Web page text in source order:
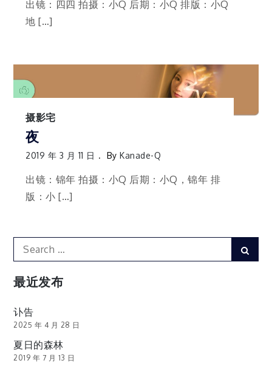
出镜：四四 拍摄：小Q 后期：小Q 排版：小Q
地 […]
摄影宅
夜
2019 年 3 月 11 日 ByKanade-Q
出镜：锦年 拍摄：小Q 后期：小Q，锦年 排
版：小 […]
Search
for:
最近发布
讣告
2025 年 4 月 28 日
夏日的森林
2019 年 7 月 13 日